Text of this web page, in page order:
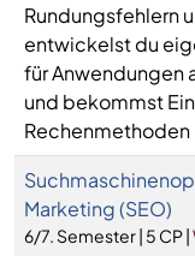
Rundungsfehlern
entwickelst du
für Anwendungen
und bekommst
Rechenmethoden
Marketing (SEO)
6/7. Semester | 5 CP |